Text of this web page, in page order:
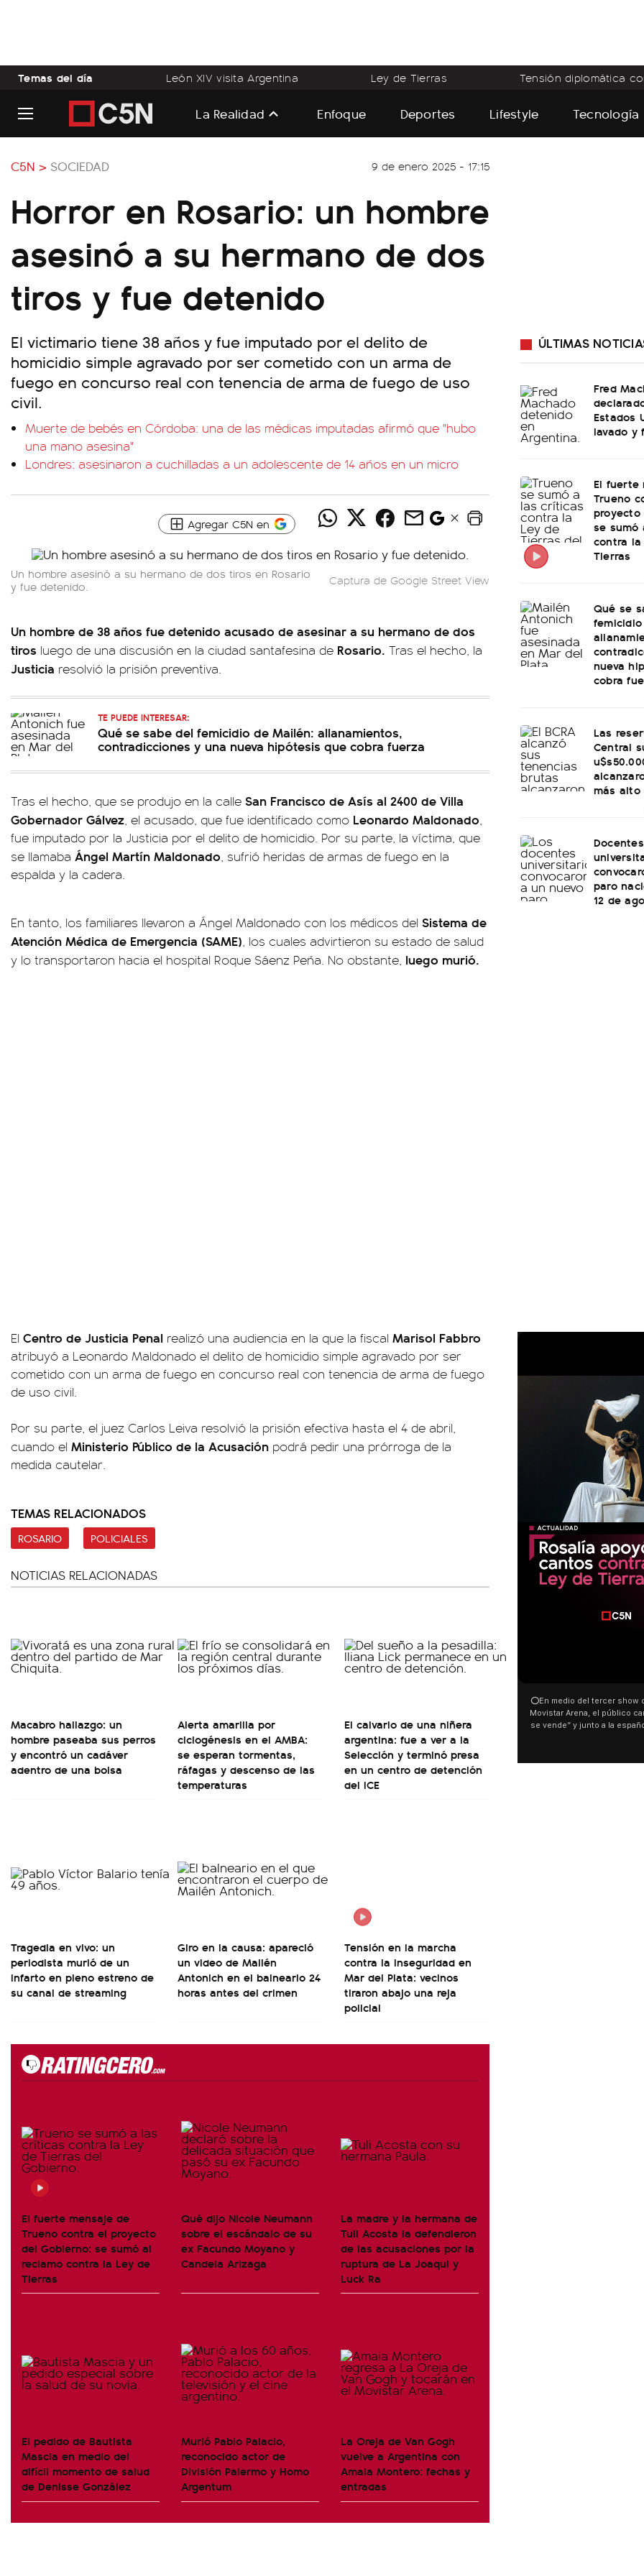
Temas del día León XIV visita Argentina Ley de Tierras Tensión diplomática
La Realidad Enfoque Deportes Lifestyle Tecnología
C5N > SOCIEDAD 9 de enero 2025 - 17:15
Horror en Rosario: un hombre
asesinó a su hermano de dos
tiros y fue detenido
El victimario tiene 38 años y fue imputado por el delito de
homicidio simple agravado por ser cometido con un arma de
fuego en concurso real con tenencia de arma de fuego de uso
civil.
Muerte de bebés en Córdoba: una de las médicas imputadas afirmó que "hubo
una mano asesina"
Londres: asesinaron a cuchilladas a un adolescente de 14 años en un micro
Agregar C5N en
Un hombre asesinó a su hermano de dos tiros en Rosario
y fue detenido.
Captura de Google Street View
Un hombre de 38 años fue detenido acusado de asesinar a su hermano de dos
tiros luego de una discusión en la ciudad santafesina de Rosario. Tras el hecho, la
Justicia resolvió la prisión preventiva.
TE PUEDE INTERESAR:
Qué se sabe del femicidio de Mailén: allanamientos,
contradicciones y una nueva hipótesis que cobra fuerza
Tras el hecho, que se produjo en la calle San Francisco de Asís al 2400 de Villa
Gobernador Gálvez, el acusado, que fue identificado como Leonardo Maldonado,
fue imputado por la Justicia por el delito de homicidio. Por su parte, la víctima, que
se llamaba Ángel Martín Maldonado, sufrió heridas de armas de fuego en la
espalda y la cadera.
En tanto, los familiares llevaron a Ángel Maldonado con los médicos del Sistema de
Atención Médica de Emergencia (SAME), los cuales advirtieron su estado de salud
y lo transportaron hacia el hospital Roque Sáenz Peña. No obstante, luego murió.
El Centro de Justicia Penal realizó una audiencia en la que la fiscal Marisol Fabbro
atribuyó a Leonardo Maldonado el delito de homicidio simple agravado por ser
cometido con un arma de fuego en concurso real con tenencia de arma de fuego
de uso civil.
Por su parte, el juez Carlos Leiva resolvió la prisión efectiva hasta el 4 de abril,
cuando el Ministerio Público de la Acusación podrá pedir una prórroga de la
medida cautelar.
TEMAS RELACIONADOS
ROSARIO POLICIALES
NOTICIAS RELACIONADAS
Macabro hallazgo: un
hombre paseaba sus perros
y encontró un cadáver
adentro de una bolsa
Alerta amarilla por
ciclogénesis en el AMBA:
se esperan tormentas,
ráfagas y descenso de las
temperaturas
El calvario de una niñera
argentina: fue a ver a la
Selección y terminó presa
en un centro de detención
del ICE
Tragedia en vivo: un
periodista murió de un
infarto en pleno estreno de
su canal de streaming
Giro en la causa: apareció
un video de Mailén
Antonich en el balneario 24
horas antes del crimen
Tensión en la marcha
contra la inseguridad en
Mar del Plata: vecinos
tiraron abajo una reja
policial
El fuerte mensaje de
Trueno contra el proyecto
del Gobierno: se sumó al
reclamo contra la Ley de
Tierras
Qué dijo Nicole Neumann
sobre el escándalo de su
ex Facundo Moyano y
Candela Arizaga
La madre y la hermana de
Tuli Acosta la defendieron
de las acusaciones por la
ruptura de La Joaqui y
Luck Ra
El pedido de Bautista
Mascia en medio del
difícil momento de salud
de Denisse González
Murió Pablo Palacio,
reconocido actor de
División Palermo y Homo
Argentum
La Oreja de Van Gogh
vuelve a Argentina con
Amaia Montero: fechas y
entradas
ÚLTIMAS
Fred
Estados
lavado y
El fuerte
Trueno
proyecto
se sumó
contra
Tierras
Qué se
nueva
cobra
Las
Central
más alto
Docentes
paro
12 de
⭕En medio del tercer show
Movistar Arena, el público
se vende” y junto a la